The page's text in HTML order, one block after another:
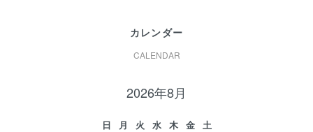
カレンダー
CALENDAR
2026年8月
日 月 火 水 木 金
土